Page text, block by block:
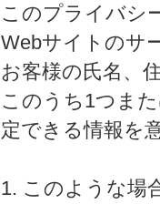
このプライバシ
Webサイトのサ
お客様の氏名、
このうち1つま
定できる情報を
1. このような場